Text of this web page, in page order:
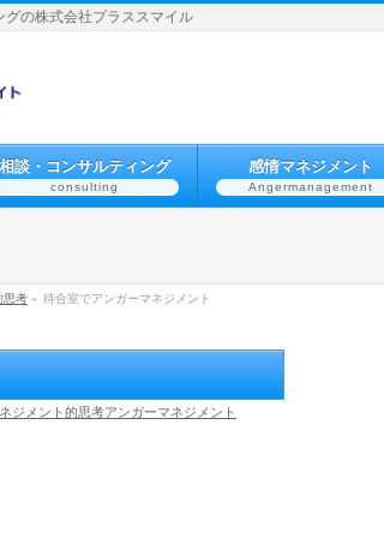
グの株式会社プラススマイル
相談・コンサルティング
consulting
感情マネジメント
Angermanagement
思考 » 待合室でアンガーマネジメント
ジメント的思考アンガーマネジメント